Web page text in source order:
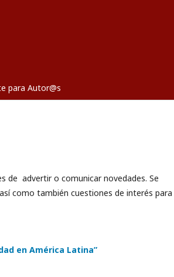
para Autor@s
de advertir o comunicar novedades. Se
como también cuestiones de interés para
en América Latina”